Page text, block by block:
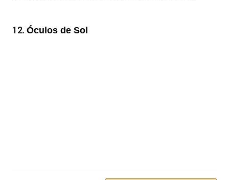
12. Óculos de Sol